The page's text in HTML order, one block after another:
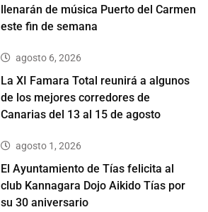
llenarán de música Puerto del Carmen
este fin de semana
agosto 6, 2026
La XI Famara Total reunirá a algunos
de los mejores corredores de
Canarias del 13 al 15 de agosto
agosto 1, 2026
El Ayuntamiento de Tías felicita al
club Kannagara Dojo Aikido Tías por
su 30 aniversario